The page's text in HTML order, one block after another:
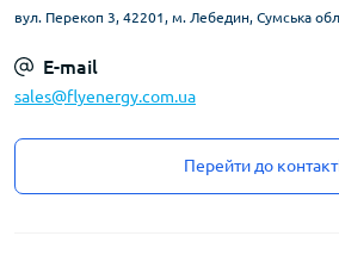
вул. Перекоп 3, 42201, м. Лебедин, Сумська
E-mail
sales@flyenergy.com.ua
Перейти до